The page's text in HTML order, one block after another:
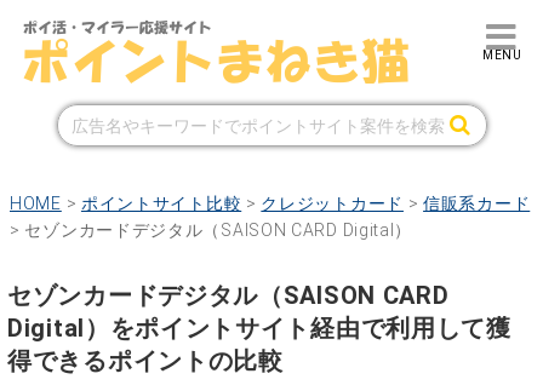
HOME > ポイントサイト比較 > クレジットカード >信販系カード
> セゾンカードデジタル（SAISON CARD Digital）
セゾンカードデジタル（SAISON CARD
Digital）をポイントサイト経由で利用して獲
得できるポイントの比較